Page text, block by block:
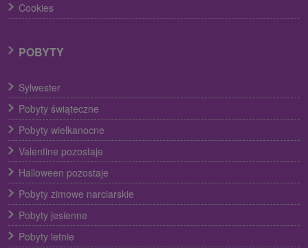
Cookies
POBYTY
Sylwester
Pobyty świąteczne
Pobyty wielkanocne
Valentine pozostaje
Halloween pozostaje
Pobyty zimowe narciarskie
Pobyty jesienne
Pobyty letnie